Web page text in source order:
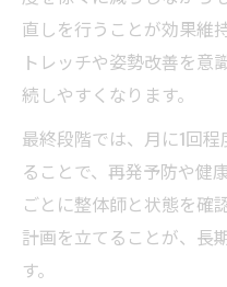
直しを行うことが効果維
トレッチや姿勢改善を意
続しやすくなります。
最終段階では、月に1回
ることで、再発予防や健
ごとに整体師と状態を確
計画を立てることが、長
す。